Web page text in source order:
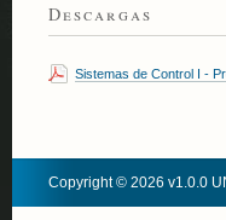
Descargas
Sistemas de Control I -
Copyright © 2026 v1.0.0